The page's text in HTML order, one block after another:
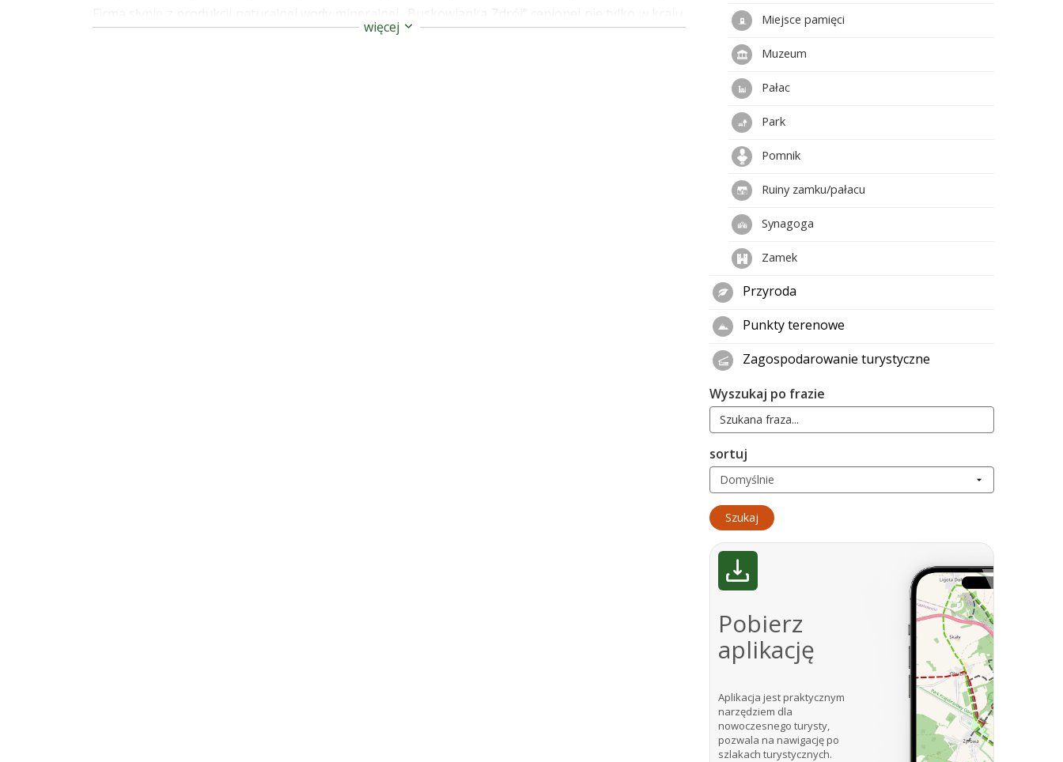
ale również za granicą. Buskowianka uzupełnia minerały w organizmie, wzmacnia układ
więcej Miejsce pamięci
Muzeum
Pałac
Park
Pomnik
Ruiny zamku/pałacu
Synagoga
Zamek
Przyroda
Punkty terenowe
Zagospodarowanie turystyczne
Wyszukaj po frazie
sortuj
Pobierz
aplikację
Aplikacja jest praktycznym
narzędziem dla
nowoczesnego turysty,
pozwala na nawigację po
szlakach turystycznych.